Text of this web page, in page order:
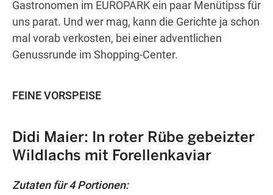
Gastronomen im EUROPARK ein paar Menütipss für
uns parat. Und wer mag, kann die Gerichte ja schon
mal vorab verkosten, bei einer adventlichen
Genussrunde im Shopping-Center.
FEINE VORSPEISE
Didi Maier: In roter Rübe gebeizter
Wildlachs mit Forellenkaviar
Zutaten für 4 Portionen: